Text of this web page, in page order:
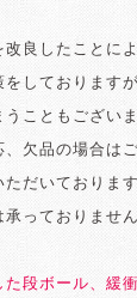
良したことに
しております
こともござい
欠品の場合は
だいておりま
っておりませ
段ボール、緩